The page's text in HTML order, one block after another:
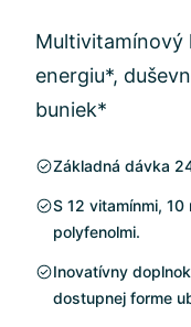
Multivitamínový
energiu*,
buniek*
Základná dávka
S 12 vitamínmi, 10
polyfenolmi.
Inovatívny
dostupnej forme